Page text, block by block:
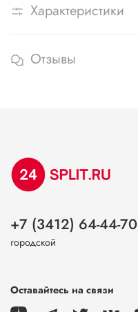
Характеристики
Отзывы
+7 (3412) 64-44-70
городской
Оставайтесь на связи